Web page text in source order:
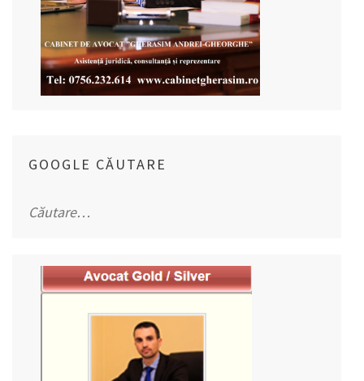
GOOGLE CĂUTARE
după: